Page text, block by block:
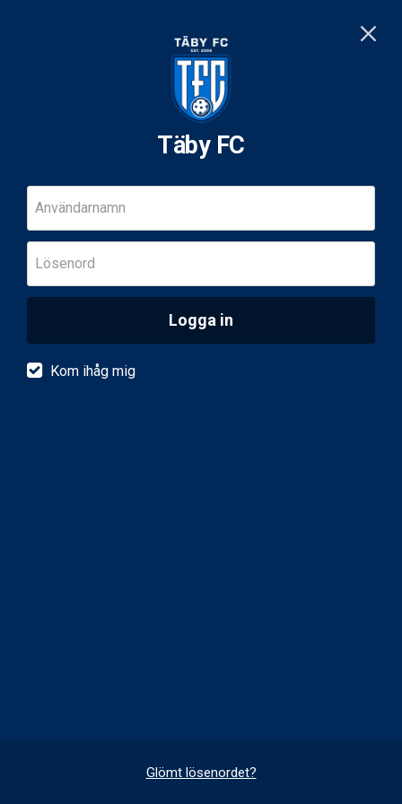
Täby FC
Användarnamn
Lösenord
Logga in
Kom ihåg mig
Glömt lösenordet?